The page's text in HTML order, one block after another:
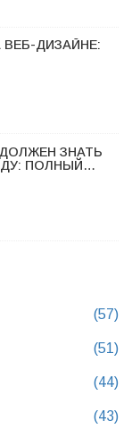
ВЕБ-ДИЗАЙНЕ:
ЗНАТЬ
ПОЛНЫЙ
(57)
(51)
(44)
(43)